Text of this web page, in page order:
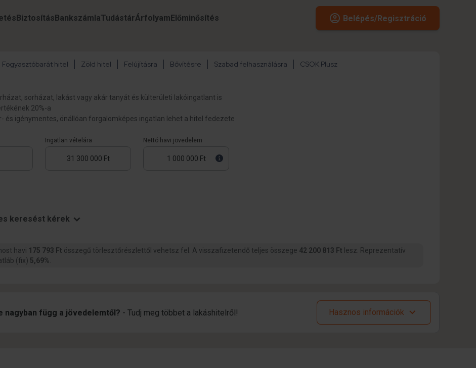
BiztosításBankszámlaTudástárÁrfolyamElőminősítés Belépés/Regisztráció
Fogyasztóbarát hitel Zöld hitel Felújításra Bővítésre Szabad felhasználásra CSOK Plusz
sorházat, lakást vagy akár tanyát és külterületi lakóingatlant is
20%-a
és igénymentes, önállóan forgalomképes ingatlan lehet a hitel fedezete
Ingatlan vételára Nettó havi jövedelem
keresést kérek
havi 175 793 Ft összegű törlesztőrészlettől vehetsz fel. A visszafizetendő teljes összege 42 200 813 Ft lesz. Reprezentatív
(fix) 5,69%
függ a jövedelemtől? - Tudj meg többet a lakáshitelről! Hasznos információk